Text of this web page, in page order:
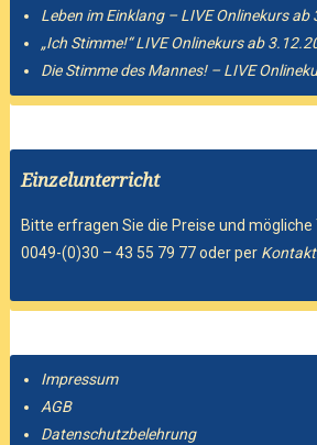
Leben im Einklang – LIVE Onlinekurs ab
„Ich Stimme!“ LIVE Onlinekurs ab
Die Stimme des Mannes! – LIVE
Einzelunterricht
Bitte erfragen Sie die Preise und
0049-(0)30 – 43 55 79 77 oder per
Impressum
AGB
Datenschutzbelehrung